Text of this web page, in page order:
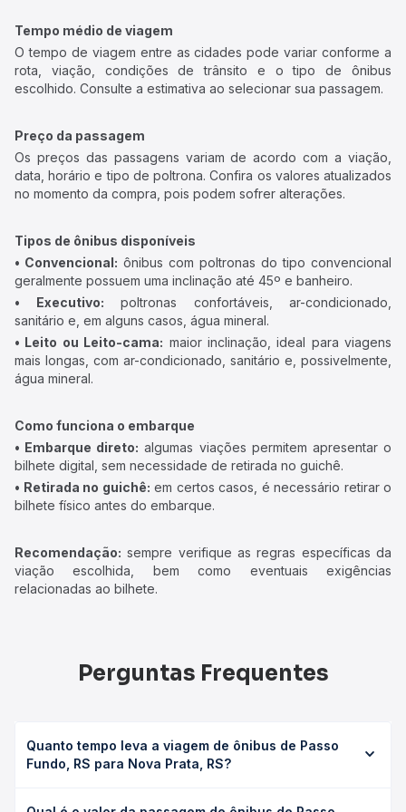
Tempo médio de viagem
O tempo de viagem entre as cidades pode variar conforme a
rota, viação, condições de trânsito e o tipo de ônibus
escolhido. Consulte a estimativa ao selecionar sua passagem.
Preço da passagem
Os preços das passagens variam de acordo com a viação,
data, horário e tipo de poltrona. Confira os valores atualizados
no momento da compra, pois podem sofrer alterações.
Tipos de ônibus disponíveis
• Convencional: ônibus com poltronas do tipo convencional
geralmente possuem uma inclinação até 45º e banheiro.
• Executivo: poltronas confortáveis, ar-condicionado,
sanitário e, em alguns casos, água mineral.
• Leito ou Leito-cama: maior inclinação, ideal para viagens
mais longas, com ar-condicionado, sanitário e, possivelmente,
água mineral.
Como funciona o embarque
• Embarque direto: algumas viações permitem apresentar o
bilhete digital, sem necessidade de retirada no guichê.
• Retirada no guichê: em certos casos, é necessário retirar o
bilhete físico antes do embarque.
Recomendação: sempre verifique as regras específicas da
viação escolhida, bem como eventuais exigências
relacionadas ao bilhete.
Perguntas Frequentes
Quanto tempo leva a viagem de ônibus de Passo
Fundo, RS para Nova Prata, RS?